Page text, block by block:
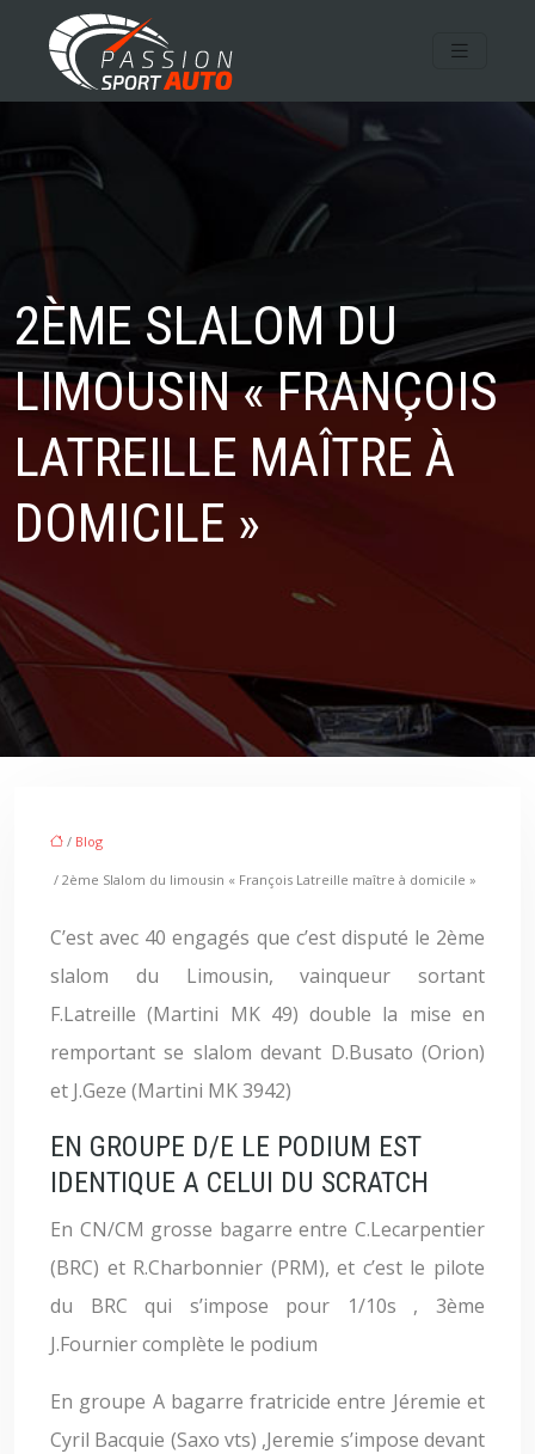
2ÈME SLALOM DU
LIMOUSIN « FRANÇOIS
LATREILLE MAÎTRE À
DOMICILE »
/ Blog
/ 2ème Slalom du limousin « François Latreille maître à domicile »
C’est avec 40 engagés que c’est disputé le 2ème
slalom du Limousin, vainqueur sortant
F.Latreille (Martini MK 49) double la mise en
remportant se slalom devant D.Busato (Orion)
et J.Geze (Martini MK 3942)
EN GROUPE D/E LE PODIUM EST
IDENTIQUE A CELUI DU SCRATCH
En CN/CM grosse bagarre entre C.Lecarpentier
(BRC) et R.Charbonnier (PRM), et c’est le pilote
du BRC qui s’impose pour 1/10s , 3ème
J.Fournier complète le podium
En groupe A bagarre fratricide entre Jéremie et
Cyril Bacquie (Saxo vts) ,Jeremie s’impose devant